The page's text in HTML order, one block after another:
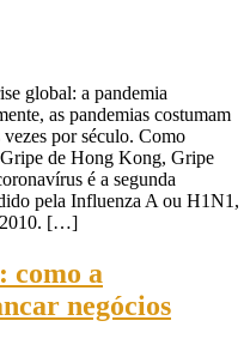
global: a pandemia
as pandemias costumam
por século. Como
de Hong Kong, Gripe
é a segunda
pela Influenza A ou H1N1,
2010. […]
como a
negócios